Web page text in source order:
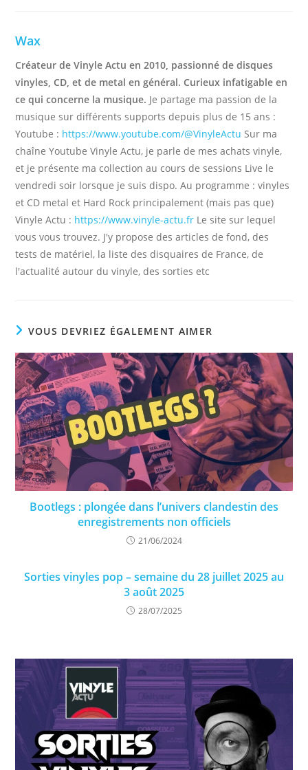
Wax
Créateur de Vinyle Actu en 2010, passionné de disques
vinyles, CD, et de metal en général. Curieux infatigable en
ce qui concerne la musique. Je partage ma passion de la
musique sur différents supports depuis plus de 15 ans :
Youtube : https://www.youtube.com/@VinyleActu Sur ma
chaîne Youtube Vinyle Actu, je parle de mes achats vinyle,
et je présente ma collection au cours de sessions Live le
vendredi soir lorsque je suis dispo. Au programme : vinyles
et CD metal et Hard Rock principalement (mais pas que)
Vinyle Actu : https://www.vinyle-actu.fr Le site sur lequel
vous vous trouvez. J'y propose des articles de fond, des
tests de matériel, la liste des disquaires de France, de
l'actualité autour du vinyle, des sorties etc
VOUS DEVRIEZ ÉGALEMENT AIMER
Bootlegs : plongée dans l’univers clandestin des
enregistrements non officiels
21/06/2024
Sorties vinyles pop – semaine du 28 juillet 2025 au
3 août 2025
28/07/2025